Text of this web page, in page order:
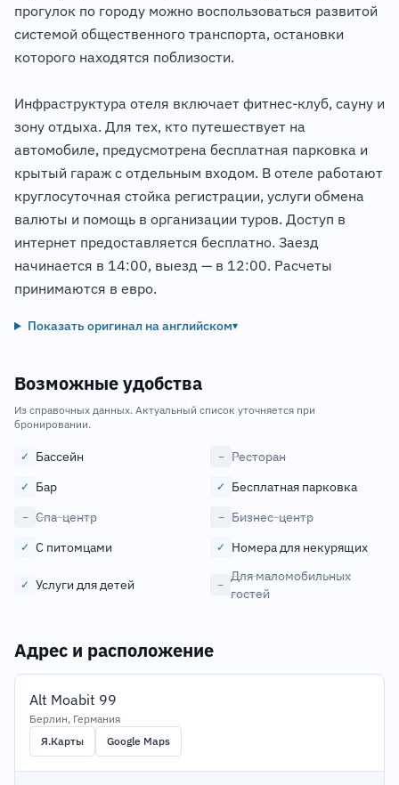
прогулок по городу можно воспользоваться развитой
системой общественного транспорта, остановки
которого находятся поблизости.
Инфраструктура отеля включает фитнес-клуб, сауну и
зону отдыха. Для тех, кто путешествует на
автомобиле, предусмотрена бесплатная парковка и
крытый гараж с отдельным входом. В отеле работают
круглосуточная стойка регистрации, услуги обмена
валюты и помощь в организации туров. Доступ в
интернет предоставляется бесплатно. Заезд
начинается в 14:00, выезд — в 12:00. Расчеты
принимаются в евро.
Показать оригинал на английском▾
Возможные удобства
Из справочных данных. Актуальный список уточняется при
бронировании.
✓ Бассейн − Ресторан
✓ Бар ✓ Бесплатная парковка
− Спа-центр − Бизнес-центр
✓ С питомцами ✓ Номера для некурящих
✓ Услуги для детей −
Для маломобильных
гостей
Адрес и расположение
Alt Moabit 99
Берлин, Германия
Я.Карты
Google Maps